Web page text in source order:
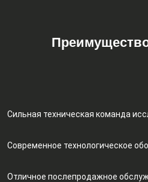
Сильная техническая команда
Современное технологическое
Отличное послепродажное